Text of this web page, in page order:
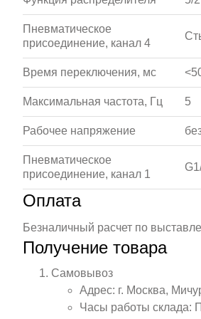
Пневматическое
присоединение, канал 4
Время переключения, мс
Максимальная частота, Гц 5
Рабочее напряжение
Пневматическое
присоединение, канал 1
Оплата
Безналичный расчет по
Получение товара
Самовывоз
Адрес: г. Москва,
Часы работы склада: